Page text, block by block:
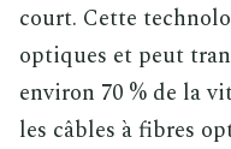
court. Cette
optiques et peut
environ 70 % de la
les câbles à fibres